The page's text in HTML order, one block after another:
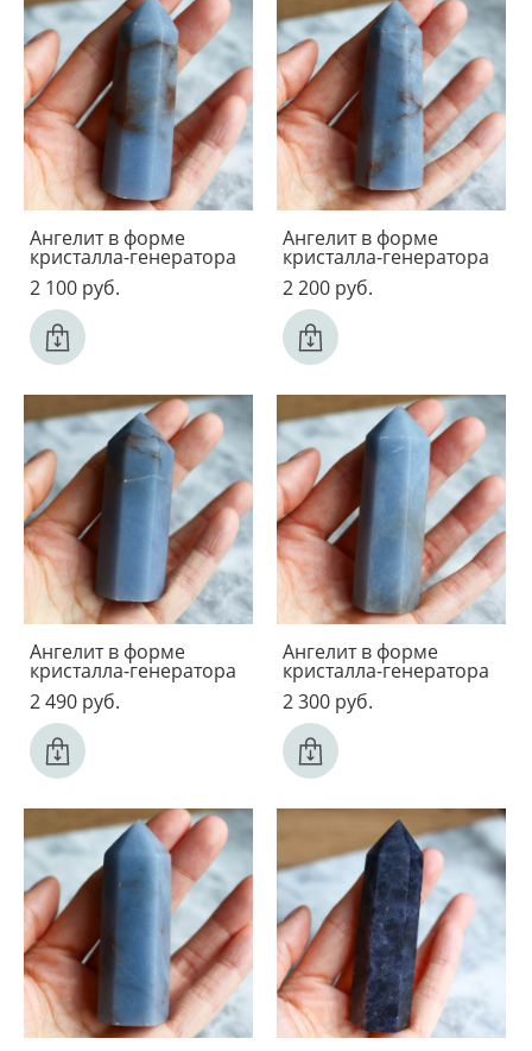
Ангелит в форме
кристалла-генератора
2 100 pуб.
Ангелит в форме
кристалла-генератора
2 200 pуб.
Ангелит в форме
кристалла-генератора
2 490 pуб.
Ангелит в форме
кристалла-генератора
2 300 pуб.